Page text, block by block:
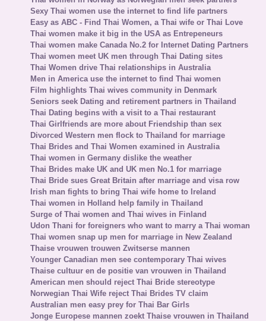
Sexy Thai women use the internet to find life partners
Easy as ABC - Find Thai Women, a Thai wife or Thai Love
Thai women make it big in the USA as Entrepeneurs
Thai women make Canada No.2 for Internet Dating Partners
Thai women meet UK men through Thai Dating sites
Thai Women drive Thai relationships in Australia
Men in America use the internet to find Thai women
Film highlights Thai wives community in Denmark
Seniors seek Dating and retirement partners in Thailand
Thai Dating begins with a visit to a Thai restaurant
Thai Girlfriends are more about Friendship than sex
Divorced Western men flock to Thailand for marriage
Thai Brides and Thai Women examined in Australia
Thai women in Germany dislike the weather
Thai Brides make UK and UK men No.1 for marriage
Thai Bride sues Great Britain after marriage and visa row
Irish man fights to bring Thai wife home to Ireland
Thai women in Holland help family in Thailand
Surge of Thai women and Thai wives in Finland
Udon Thani for foreigners who want to marry a Thai woman
Thai women snap up men for marriage in New Zealand
Thaise vrouwen trouwen Zwitserse mannen
Younger Canadian men see contemporary Thai wives
Thaise cultuur en de positie van vrouwen in Thailand
American men should reject Thai Bride stereotype
Norwegian Thai Wife reject Thai Brides TV claim
Australian men easy prey for Thai Bar Girls
Jonge Europese mannen zoekt Thaise vrouwen in Thailand